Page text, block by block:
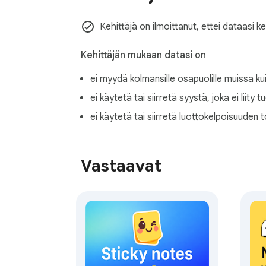
☑️ Komentoleikkaus
☑️ Alatehtävät
Koe työpöydän liimamuistiosovelluksen
alatehtävien ja otsikoiden luomiseksi.
tarkoitus päivittäisessä
- Sisällön haku
- Monimerkintäsuodatus
- Värikoodaus
- Arkistojärjestelmä
Kehittäjä on ilmoittanut, ettei dataasi
Kehittäjän mukaan datasi on
ei myydä kolmansille osapuolille muissa
ei käytetä tai siirretä syystä, joka ei liity
ei käytetä tai siirretä luottokelpoisuuden
Vastaavat